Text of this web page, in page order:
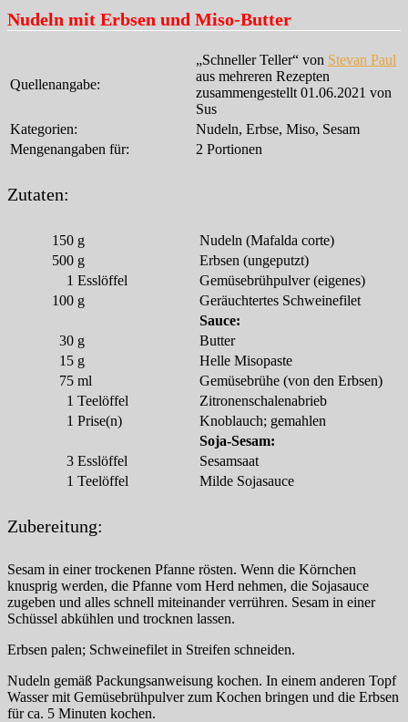
Nudeln mit Erbsen und Miso-Butter
Quellenangabe:
„Schneller Teller“ von Stevan Paul
aus mehreren Rezepten
zusammengestellt 01.06.2021 von
Sus
Kategorien:
Nudeln, Erbse, Miso, Sesam
Mengenangaben für:
2 Portionen
Zutaten:
150 g
Nudeln (Mafalda corte)
500 g
Erbsen (ungeputzt)
1 Esslöffel
Gemüsebrühpulver (eigenes)
100 g
Geräuchtertes Schweinefilet
Sauce:
30 g
Butter
15 g
Helle Misopaste
75 ml
Gemüsebrühe (von den Erbsen)
1 Teelöffel
Zitronenschalenabrieb
1 Prise(n)
Knoblauch; gemahlen
Soja-Sesam:
3 Esslöffel
Sesamsaat
1 Teelöffel Milde Sojasauce
Zubereitung:
Sesam in einer trockenen Pfanne rösten. Wenn die Körnchen
knusprig werden, die Pfanne vom Herd nehmen, die Sojasauce
zugeben und alles schnell miteinander verrühren. Sesam in einer
Schüssel abkühlen und trocknen lassen.
Erbsen palen; Schweinefilet in Streifen schneiden.
Nudeln gemäß Packungsanweisung kochen. In einem anderen Topf
Wasser mit Gemüsebrühpulver zum Kochen bringen und die Erbsen
für ca. 5 Minuten kochen.